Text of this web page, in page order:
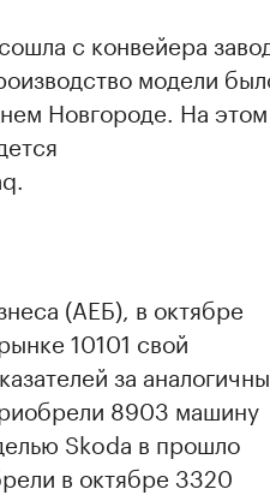
с конвейера
модели
Новгороде. На этом
(АЕБ), в октябре
10101 свой
за
8903 машину
Skoda в прошло
в октябре 3320